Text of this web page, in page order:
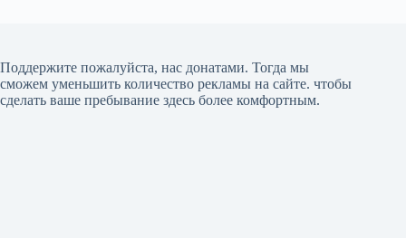
Поддержите пожалуйста, нас донатами. Тогда мы
сможем уменьшить количество рекламы на сайте. чтобы
сделать ваше пребывание здесь более комфортным.